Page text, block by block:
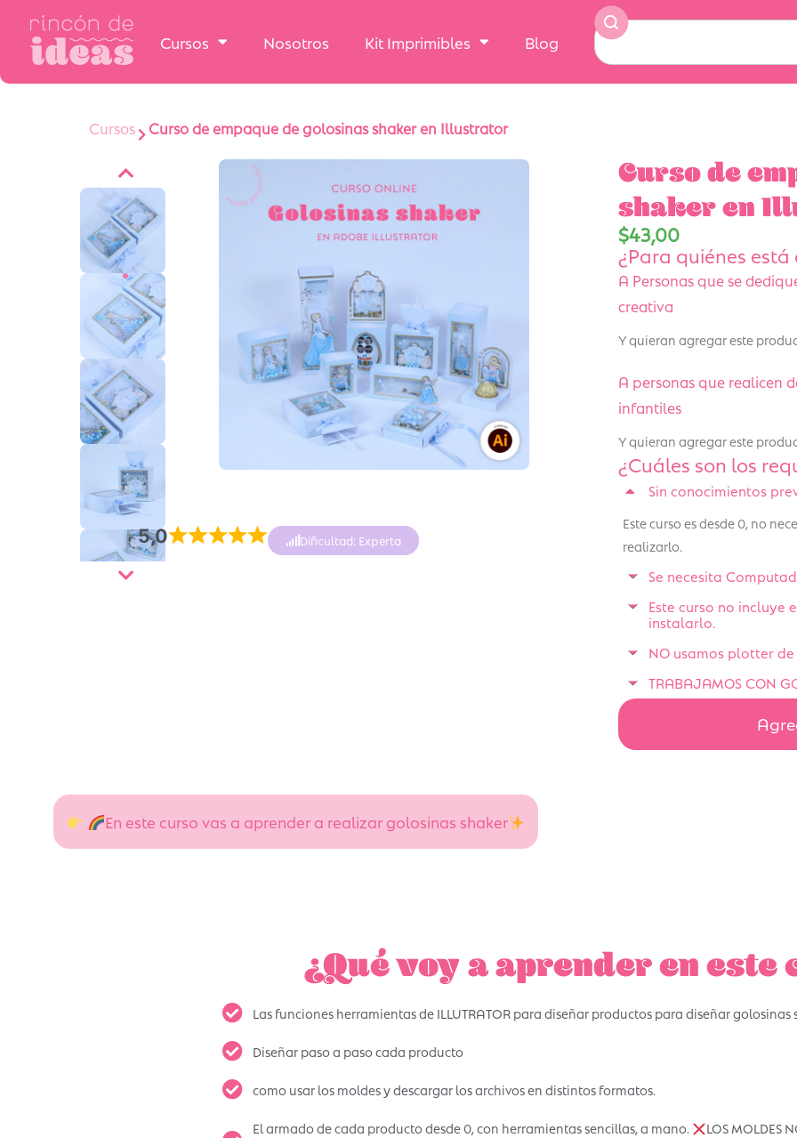
Cursos Nosotros Kit Imprimibles Blog
Cursos Curso de empaque de golosinas shaker en Illustrator
5,0 Dificultad: Experta
Curso de
shaker en
$43,00
¿Para quiénes
A Personas que se
creativa
Y quieran agregar este
A personas que realicen
infantiles
Y quieran agregar este
¿Cuáles son los
Sin conocimientos
Este curso es desde 0, no
realizarlo.
Se necesita
Este curso no
instalarlo.
NO usamos plotter
TRABAJAMOS CON
En este curso vas a aprender a realizar golosinas shaker
¿Qué voy a aprender en este
Las funciones herramientas de ILLUTRATOR para diseñar productos para diseñar golosinas
Diseñar paso a paso cada producto
como usar los moldes y descargar los archivos en distintos formatos.
El armado de cada producto desde 0, con herramientas sencillas, a mano.
LOS MOLDES